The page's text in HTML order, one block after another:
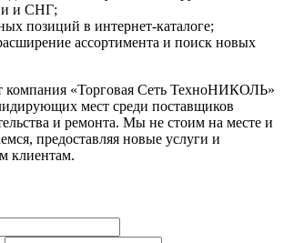
и СНГ;
позиций в интернет-каталоге;
ассортимента и поиск новых
«Торговая Сеть ТехноНИКОЛЬ»
мест среди поставщиков
и ремонта. Мы не стоим на месте и
предоставляя новые услуги и
клиентам.